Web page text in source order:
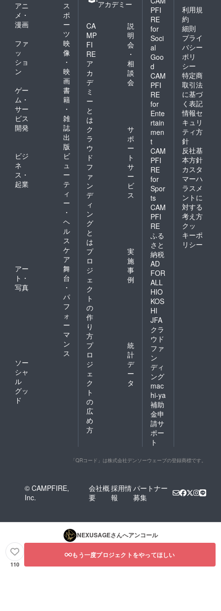
アニ
メ・
漫画
ス
ポ
ー
ツ
ファ
ッ
ショ
ン
映
像
・
映
画
ゲー
ム・
サー
ビス
開発
書
籍
・
雑
誌
出
版
ビジ
ネ
ス・
起業
ビ
ュ
ー
テ
ィ
ー
・
ヘ
ル
ス
ケ
ア
アー
ト・
写真
舞
台
・
パ
フ
ォ
ー
マ
ン
ス
ソー
シャ
ル
グッ
ド
アカデミー
CA
MP
FI
RE
ア
カ
デ
ミ
ー
と
は
説
明
会
・
相
談
会
ク
ラ
ウ
ド
フ
ァ
ン
デ
ィ
ン
グ
と
は
サ
ポ
ー
ト
サ
ー
ビ
ス
プ
ロ
ジ
ェ
ク
ト
の
作
り
方
実
施
事
例
プ
ロ
ジ
ェ
ク
ト
の
広
め
方
統
計
デ
ー
タ
PFI
RE
for
Soci
al
Goo
d
CAM
PFI
RE
for
Ente
rtain
men
t
CAM
PFI
RE
for
Spor
ts
CAM
PFI
RE
ふる
さと
納税
AD
FOR
ALL
HIO
KOS
HI
JFA
クラ
ウド
ファ
ン
ディ
ング
mac
hi-ya
補助
金申
請サ
ポー
ト
利用規
約
細則
プライ
バシー
ポリ
シー
特定商
取引法
に基づ
く表記
情報セ
キュリ
ティ方
針
反社基
本方針
カスタ
マーハ
ラスメ
ントに
対する
考え方
クッ
キーポ
リシー
「QRコード」は株式会社デンソーウェーブの登録商標です。
© CAMPFIRE,
Inc.
会社概
要
採用情
報
パートナー
募集
NEXUSAGEさんへアンコール
110
もう一度プロジェクトをやってほしい